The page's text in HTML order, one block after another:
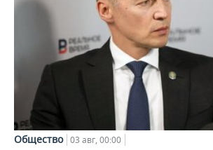
Общество 03 авг, 00:00